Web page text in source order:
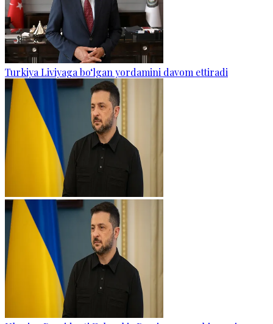
Turkiya Liviyaga bo‘lgan yordamini davom ettiradi